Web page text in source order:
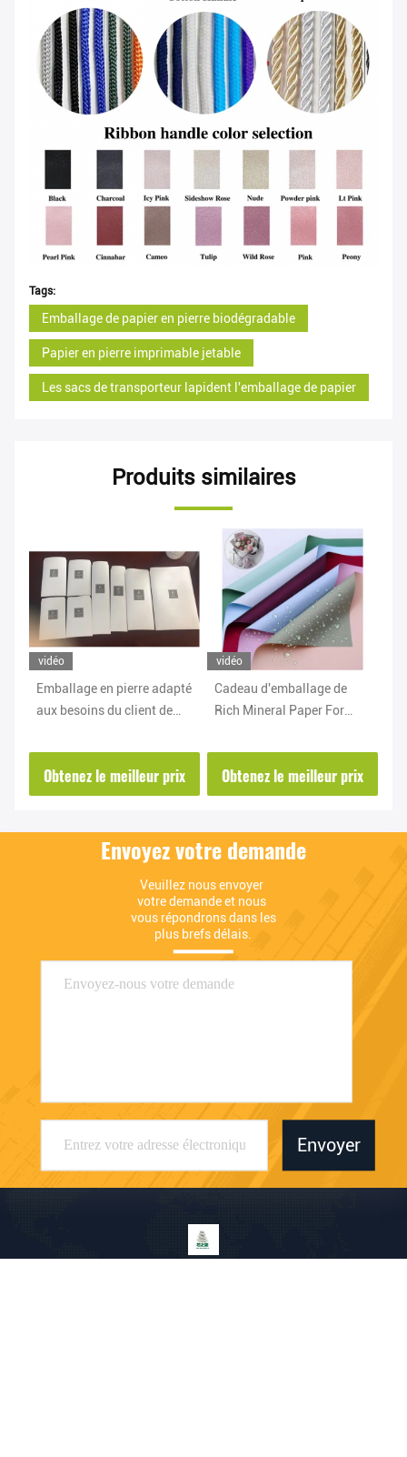
Tags:
Emballage de papier en pierre biodégradable
Papier en pierre imprimable jetable
Les sacs de transporteur lapident l'emballage de papier
Produits similaires
vidéo
Emballage en pierre adapté
aux besoins du client de
d'hôtel jetable
Obtenez le meilleur prix
vidéo
Cadeau d'emballage de
Rich Mineral Paper For
adaptés aux besoins du
client de fleur
Obtenez le meilleur prix
Envoyez votre demande
Veuillez nous envoyer
votre demande et nous
vous répondrons dans les
plus brefs délais.
Envoyer